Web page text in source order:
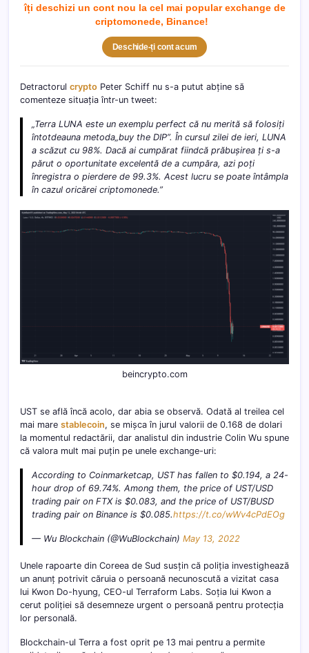
îți deschizi un cont nou la cel mai popular exchange de
criptomonede, Binance!
Deschide-ți cont acum
Detractorul crypto Peter Schiff nu s-a putut abține să
comenteze situația într-un tweet:
„Terra LUNA este un exemplu perfect că nu merită să folosiți
întotdeauna metoda„buy the DIP”. În cursul zilei de ieri, LUNA
a scăzut cu 98%. Dacă ai cumpărat fiindcă prăbușirea ți s-a
părut o oportunitate excelentă de a cumpăra, azi poți
înregistra o pierdere de 99.3%. Acest lucru se poate întâmpla
în cazul oricărei criptomonede.”
beincrypto.com
UST se află încă acolo, dar abia se observă. Odată al treilea cel
mai mare stablecoin, se mișca în jurul valorii de 0.168 de dolari
la momentul redactării, dar analistul din industrie Colin Wu spune
că valora mult mai puțin pe unele exchange-uri:
According to Coinmarketcap, UST has fallen to $0.194, a 24-
hour drop of 69.74%. Among them, the price of UST/USD
trading pair on FTX is $0.083, and the price of UST/BUSD
trading pair on Binance is $0.085.https://t.co/wWv4cPdEOg
— Wu Blockchain (@WuBlockchain) May 13, 2022
Unele rapoarte din Coreea de Sud susțin că poliția investighează
un anunț potrivit căruia o persoană necunoscută a vizitat casa
lui Kwon Do-hyung, CEO-ul Terraform Labs. Soția lui Kwon a
cerut poliției să desemneze urgent o persoană pentru protecția
lor personală.
Blockchain-ul Terra a fost oprit pe 13 mai pentru a permite